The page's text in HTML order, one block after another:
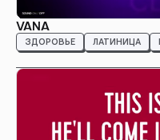
VANA
ЗДОРОВЬЕ ЛАТИНИЦА